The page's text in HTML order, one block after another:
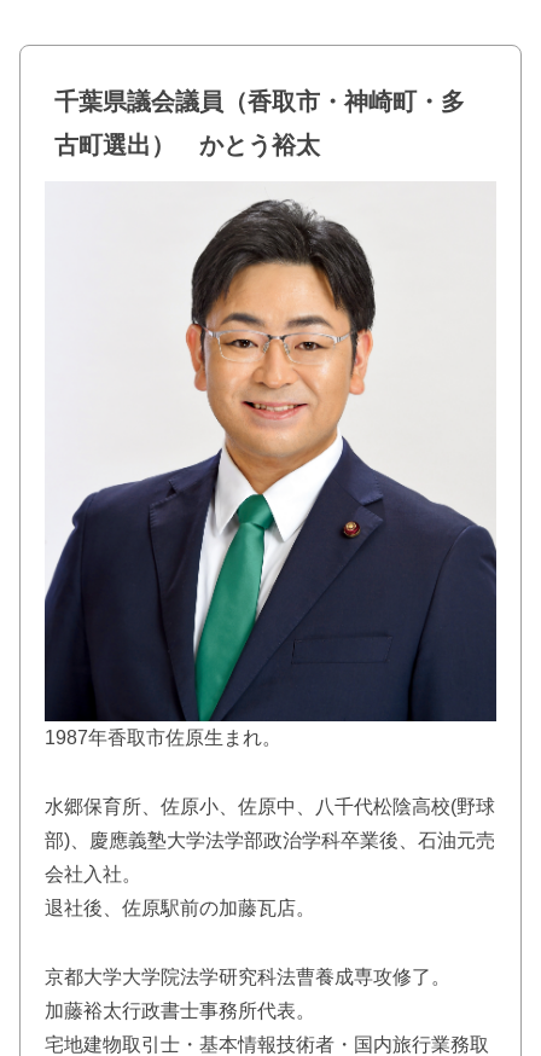
c
e
b
o
tt
er
e
千葉県議会議員（香取市・神崎町・多
古町選出） かとう裕太
1987年香取市佐原生まれ。
水郷保育所、佐原小、佐原中、八千代松陰高校(野球
部)、慶應義塾大学法学部政治学科卒業後、石油元売
会社入社。
退社後、佐原駅前の加藤瓦店。
京都大学大学院法学研究科法曹養成専攻修了。
加藤裕太行政書士事務所代表。
宅地建物取引士・基本情報技術者・国内旅行業務取